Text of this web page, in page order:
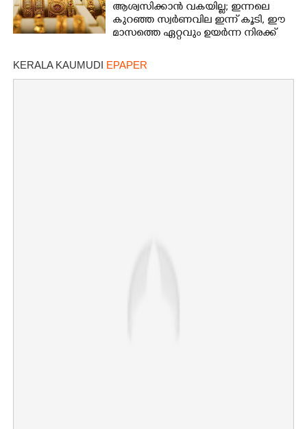
ആശ്വസിക്കാൻ വകയില്ല; ഇന്നലെ
കുറഞ്ഞ സ്വർണവില ഇന്ന് കൂടി, ഈ
മാസത്തെ ഏറ്റവും ഉയർന്ന നിരക്ക്
KERALA KAUMUDI EPAPER